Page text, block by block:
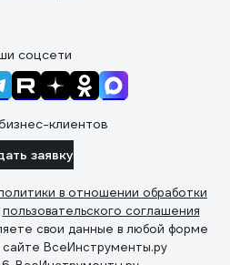
соцсети
клиентов
заявку
в отношении обработки
пользовательского соглашения
свои данные в любой форме
сайте ВсеИнструменты.ру